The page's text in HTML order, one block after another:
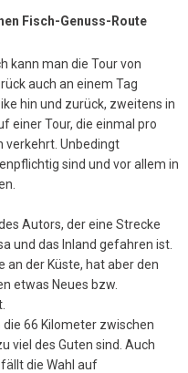
Fisch-Genuss-Route
kann man die Tour von
auch an einem Tag
hin und zurück, zweitens in
einer Tour, die einmal pro
verkehrt. Unbedingt
sind und vor allem in
Autors, der eine Strecke
und das Inland gefahren ist.
an der Küste, hat aber den
etwas Neues bzw.
66 Kilometer zwischen
viel des Guten sind. Auch
die Wahl auf